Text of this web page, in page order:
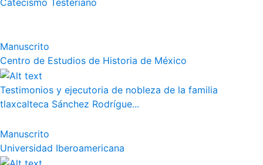
Catecismo Testeriano
Manuscrito
Centro de Estudios de Historia de México
Testimonios y ejecutoria de nobleza de la familia
tlaxcalteca Sánchez Rodrígue...
Manuscrito
Universidad Iberoamericana